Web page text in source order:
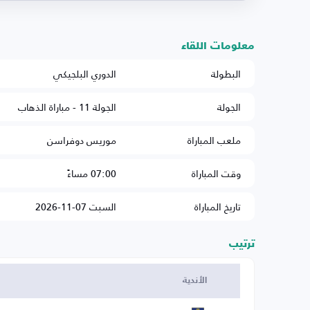
معلومات اللقاء
البطولة
الدوري البلجيكي
الجولة
الجولة 11 - مباراة الذهاب
ملعب المباراة
موريس دوفراسن
وقت المباراة
07:00 مساءً
تاريخ المباراة
السبت 07-11-2026
ترتيب
الأندية